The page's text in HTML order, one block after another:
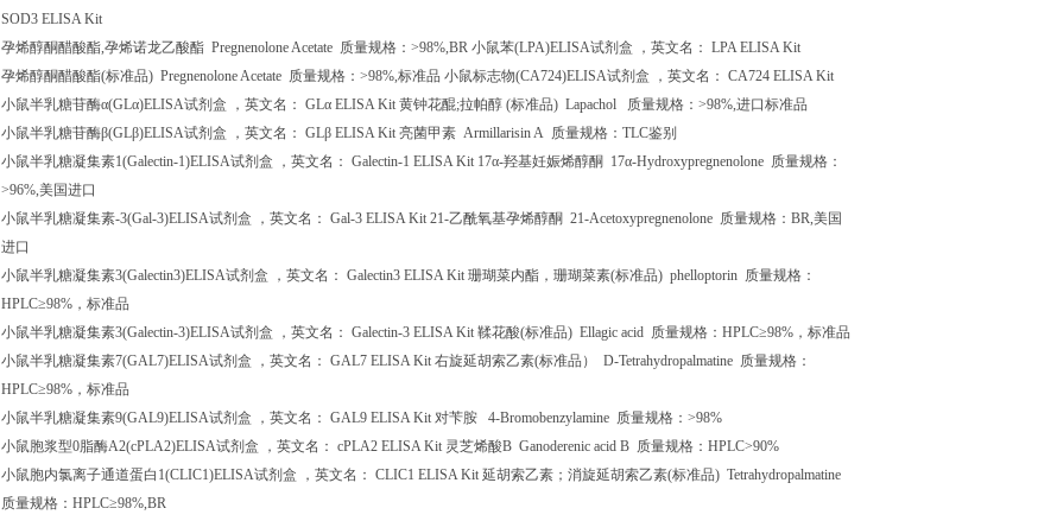
SOD3 ELISA Kit
孕烯醇酮醋酸酯,孕烯诺龙乙酸酯 Pregnenolone Acetate 质量规格： >98%,BR 小鼠苯(LPA)ELISA试剂盒 ，英文名： LPA ELISA Kit
孕烯醇酮醋酸酯(标准品) Pregnenolone Acetate 质量规格： >98%,标准品 小鼠标志物(CA724)ELISA试剂盒 ，英文名： CA724 ELISA Kit
小鼠半乳糖苷酶α(GLα)ELISA试剂盒 ，英文名： GLα ELISA Kit 黄钟花醌;拉帕醇 (标准品) Lapachol 质量规格： >98%,进口标准品
小鼠半乳糖苷酶β(GLβ)ELISA试剂盒 ，英文名： GLβ ELISA Kit 亮菌甲素 Armillarisin A 质量规格： TLC鉴别
小鼠半乳糖凝集素1(Galectin-1)ELISA试剂盒 ，英文名： Galectin-1 ELISA Kit 17α-羟基妊娠烯醇酮 17α-Hydroxypregnenolone 质量规格：
>96%,美国进口
小鼠半乳糖凝集素-3(Gal-3)ELISA试剂盒 ，英文名： Gal-3 ELISA Kit 21-乙酰氧基孕烯醇酮 21-Acetoxypregnenolone 质量规格： BR,美国
进口
小鼠半乳糖凝集素3(Galectin3)ELISA试剂盒 ，英文名： Galectin3 ELISA Kit 珊瑚菜内酯，珊瑚菜素(标准品) phelloptorin 质量规格：
HPLC≥98% ，标准品
小鼠半乳糖凝集素3(Galectin-3)ELISA试剂盒 ，英文名： Galectin-3 ELISA Kit 鞣花酸(标准品) Ellagic acid 质量规格： HPLC≥98% ，标准品
小鼠半乳糖凝集素7(GAL7)ELISA试剂盒 ，英文名： GAL7 ELISA Kit 右旋延胡索乙素(标准品） D-Tetrahydropalmatine 质量规格：
HPLC≥98% ，标准品
小鼠半乳糖凝集素9(GAL9)ELISA试剂盒 ，英文名： GAL9 ELISA Kit 对苄胺 4-Bromobenzylamine 质量规格： >98%
小鼠胞浆型0脂酶A2(cPLA2)ELISA试剂盒 ，英文名： cPLA2 ELISA Kit 灵芝烯酸B Ganoderenic acid B 质量规格： HPLC>90%
小鼠胞内氯离子通道蛋白 1(CLIC1)ELISA试剂盒 ，英文名： CLIC1 ELISA Kit 延胡索乙素；消旋延胡索乙素(标准品) Tetrahydropalmatine
质量规格： HPLC≥98%,BR